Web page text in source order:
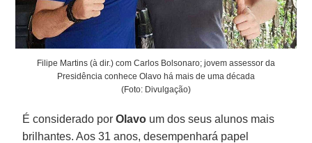
Filipe Martins (à dir.) com Carlos Bolsonaro; jovem assessor da
Presidência conhece Olavo há mais de uma década
(Foto: Divulgação)
É considerado porOlavo um dos seus alunos mais
brilhantes. Aos 31 anos, desempenhará papel